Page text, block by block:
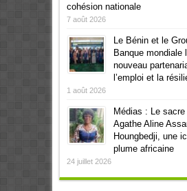
cohésion nationale
7 août 2026
Le Bénin et le
Banque mondiale
nouveau
l’emploi et la
1 août 2026
Médias : Le
Agathe Aline
Houngbedji, une
plume africaine
24 juillet 2026